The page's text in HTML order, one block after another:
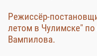
Режиссёр-
летом в Чулимске"
Вампилова.